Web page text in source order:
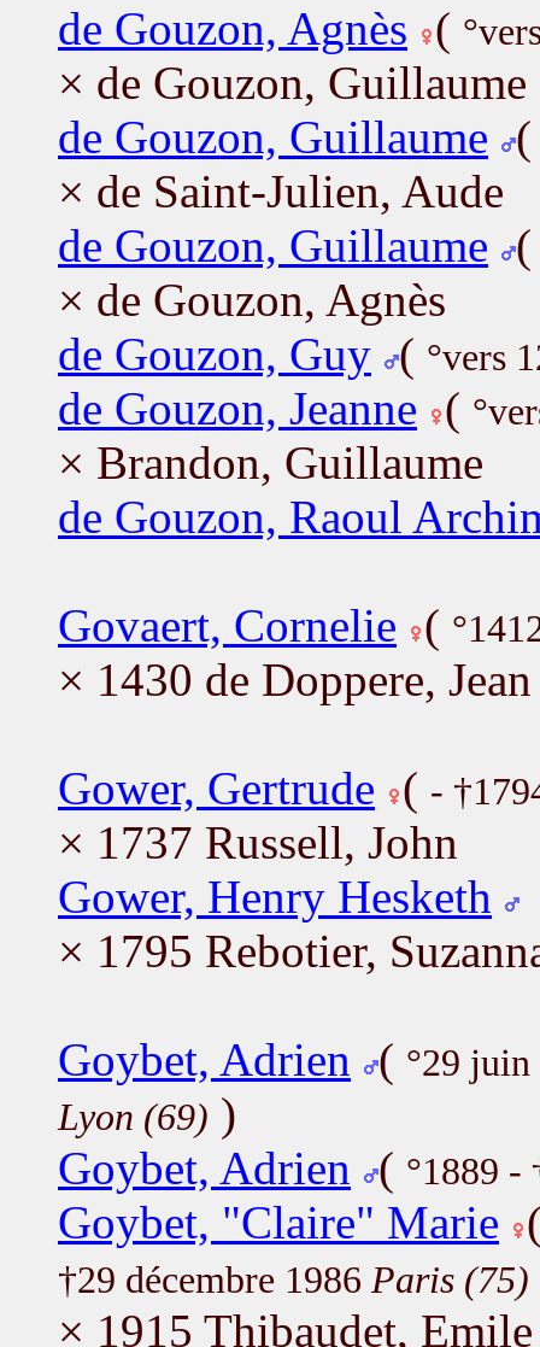
de Gouzon, Agnès (
× de Gouzon, Guillaume
de Gouzon, Guillaume
× de Saint-Julien, Aude
de Gouzon, Guillaume
× de Gouzon, Agnès
de Gouzon, Guy ( °vers
de Gouzon, Jeanne (
× Brandon, Guillaume
de Gouzon, Raoul
Govaert, Cornelie (
× 1430 de Doppere, Jean
Gower, Gertrude ( -
× 1737 Russell, John
Gower, Henry Hesketh
× 1795 Rebotier,
Goybet, Adrien ( °29
Lyon (69) )
Goybet, Adrien
( °1889 -
Goybet, "Claire" Marie
†29 décembre 1986 Paris (75)
× 1915 Thibaudet, Emile